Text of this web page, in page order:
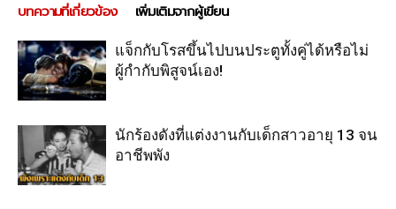
บทความที่เกี่ยวข้อง เพิ่มเติมจากผู้เขียน
แจ็กกับโรสขึ้นไปบนประตูทั้งคู่ได้หรือไม่
ผู้กำกับพิสูจน์เอง!
นักร้องดังที่แต่งงานกับเด็กสาวอายุ 13 จน
อาชีพพัง